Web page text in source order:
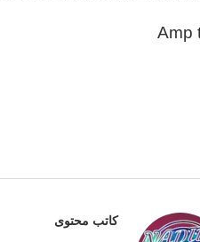
Amp
كاتب محتوى